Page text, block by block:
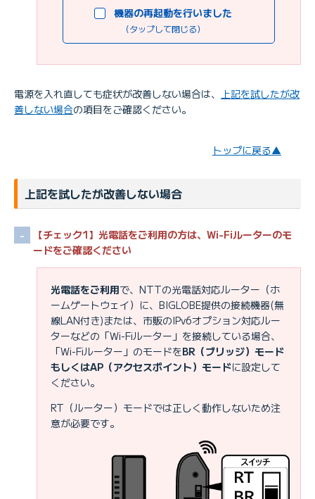
機器の再起動を行いました
（タップして閉じる）
電源を入れ直しても症状が改善しない場合は、
上記を試したが改
善しない場合の項目をご確認ください。
トップに戻る▲
上記を試したが改善しない場合
【チェック1】光電話をご利用の方は、Wi-Fiルーターのモ
ードをご確認ください
光電話をご利用で、NTTの光電話対応ルーター（ホ
ームゲートウェイ）に、BIGLOBE提供の接続機器(無
線LAN付き)または、市販のIPv6オプション対応ルー
ターなどの「Wi-Fiルーター」を接続している場合、
「Wi-Fiルーター」のモードをBR（ブリッジ）モード
もしくはAP（アクセスポイント）モードに設定して
ください。
RT（ルーター）モードでは正しく動作しないため注
意が必要です。